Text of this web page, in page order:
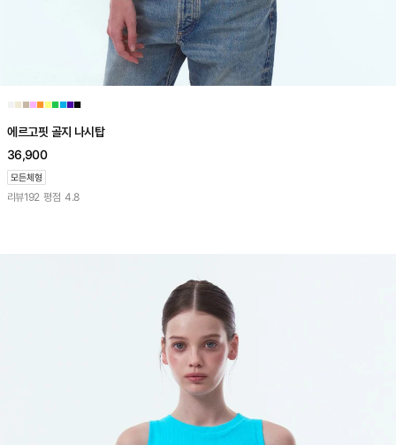
■■■■■■■■■
에르고핏 골지 나시탑
36,900
리뷰192 평점 4.8